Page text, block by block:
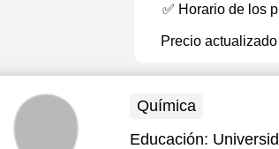
✅ Horario de los
Precio
Química
Educación: